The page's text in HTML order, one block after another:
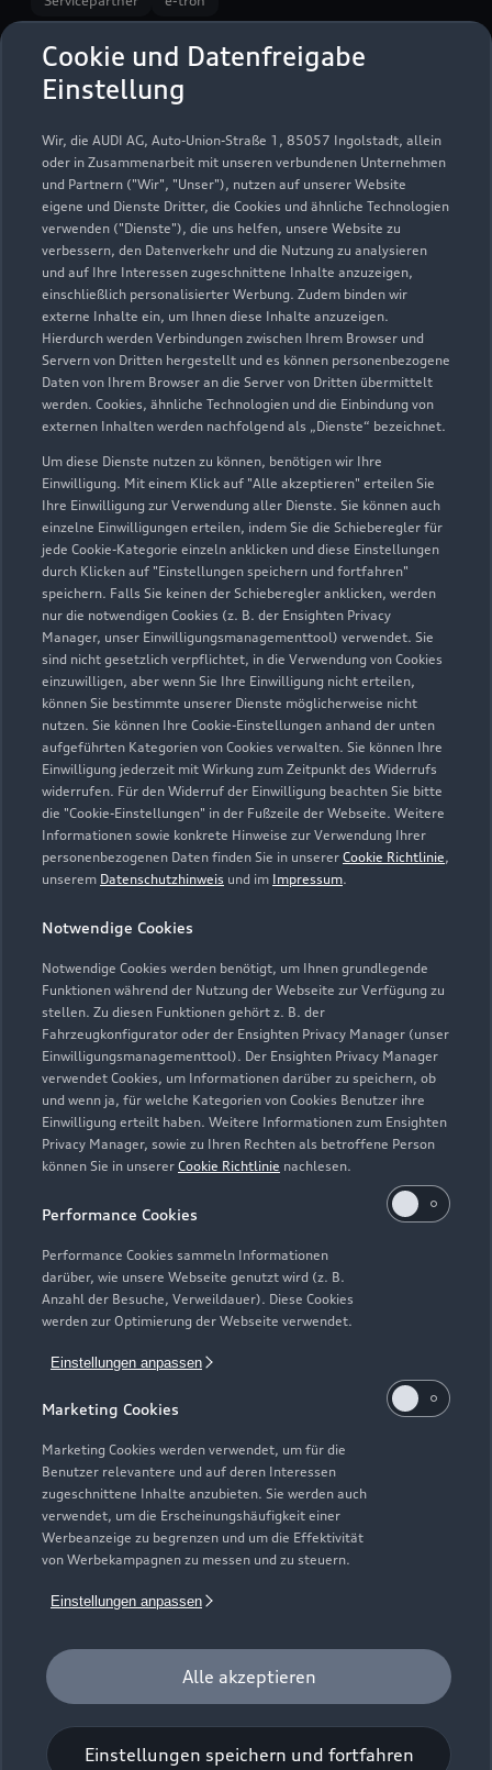
Cookie und Datenfreigabe
Einstellung
Wir, die AUDI AG, Auto-Union-Straße 1, 85057 Ingolstadt, allein
oder in Zusammenarbeit mit unseren verbundenen Unternehmen
und Partnern ("Wir", "Unser"), nutzen auf unserer Website
eigene und Dienste Dritter, die Cookies und ähnliche Technologien
verwenden ("Dienste"), die uns helfen, unsere Website zu
verbessern, den Datenverkehr und die Nutzung zu analysieren
und auf Ihre Interessen zugeschnittene Inhalte anzuzeigen,
einschließlich personalisierter Werbung. Zudem binden wir
externe Inhalte ein, um Ihnen diese Inhalte anzuzeigen.
Hierdurch werden Verbindungen zwischen Ihrem Browser und
Servern von Dritten hergestellt und es können personenbezogene
Daten von Ihrem Browser an die Server von Dritten übermittelt
werden. Cookies, ähnliche Technologien und die Einbindung von
externen Inhalten werden nachfolgend als „Dienste“ bezeichnet.
Um diese Dienste nutzen zu können, benötigen wir Ihre
Einwilligung. Mit einem Klick auf "Alle akzeptieren" erteilen Sie
Ihre Einwilligung zur Verwendung aller Dienste. Sie können auch
einzelne Einwilligungen erteilen, indem Sie die Schieberegler für
jede Cookie-Kategorie einzeln anklicken und diese Einstellungen
durch Klicken auf "Einstellungen speichern und fortfahren"
speichern. Falls Sie keinen der Schieberegler anklicken, werden
nur die notwendigen Cookies (z. B. der Ensighten Privacy
Manager, unser Einwilligungsmanagementtool) verwendet. Sie
sind nicht gesetzlich verpflichtet, in die Verwendung von Cookies
einzuwilligen, aber wenn Sie Ihre Einwilligung nicht erteilen,
können Sie bestimmte unserer Dienste möglicherweise nicht
nutzen. Sie können Ihre Cookie-Einstellungen anhand der unten
aufgeführten Kategorien von Cookies verwalten. Sie können Ihre
Einwilligung jederzeit mit Wirkung zum Zeitpunkt des Widerrufs
widerrufen. Für den Widerruf der Einwilligung beachten Sie bitte
die "Cookie-Einstellungen" in der Fußzeile der Webseite. Weitere
Informationen sowie konkrete Hinweise zur Verwendung Ihrer
personenbezogenen Daten finden Sie in unserer Cookie Richtlinie,
unserem Datenschutzhinweis und im Impressum.
Notwendige Cookies
Notwendige Cookies werden benötigt, um Ihnen grundlegende
Funktionen während der Nutzung der Webseite zur Verfügung zu
stellen. Zu diesen Funktionen gehört z. B. der
Fahrzeugkonfigurator oder der Ensighten Privacy Manager (unser
Einwilligungsmanagementtool). Der Ensighten Privacy Manager
verwendet Cookies, um Informationen darüber zu speichern, ob
und wenn ja, für welche Kategorien von Cookies Benutzer ihre
Einwilligung erteilt haben. Weitere Informationen zum Ensighten
Privacy Manager, sowie zu Ihren Rechten als betroffene Person
können Sie in unserer Cookie Richtlinie nachlesen.
Performance Cookies
Performance Cookies sammeln Informationen
darüber, wie unsere Webseite genutzt wird (z. B.
Anzahl der Besuche, Verweildauer). Diese Cookies
werden zur Optimierung der Webseite verwendet.
Einstellungen anpassen
Marketing Cookies
Marketing Cookies werden verwendet, um für die
Benutzer relevantere und auf deren Interessen
zugeschnittene Inhalte anzubieten. Sie werden auch
verwendet, um die Erscheinungshäufigkeit einer
Werbeanzeige zu begrenzen und um die Effektivität
von Werbekampagnen zu messen und zu steuern.
Einstellungen anpassen
Alle akzeptieren
Einstellungen speichern und fortfahren
Auenstraße 15
85283 Wolnzach
08442 92490
info@autohauswallner.de
Kontaktdaten herunterladen
Öffnungszeiten
Verkauf
Geschlossen,öffnet am Samstag 09:00
Service
Geschlossen,öffnet amSamstag 08:00
Geschlossen,öffnet am
Zurück nach oben
Modelle
Elektromodelle
Plug-in-Hybride
Neuwagensuche
Gebrauchtwagensuche
Geschäftskunden
Service & Zubehör
Saisonale Angebote
Audi Services
Garantie
Audi digital services
myAudi
Support
Audi Code
Häufige Fragen (FAQ)
Audi Online Beratung
Online-Terminvereinbarung
Servicekontakt
Bordbuch & Bedienungsanleitungen
Verträge kündigen
Über Audi
Unternehmen
Karriere
Investor Relations
Audi erleben
© 2026 AUDI AG. Alle Rechte vorbehalten
Impressum Rechtliches
Cookie-Richtlinie
Digital Services Act
EU Data Act